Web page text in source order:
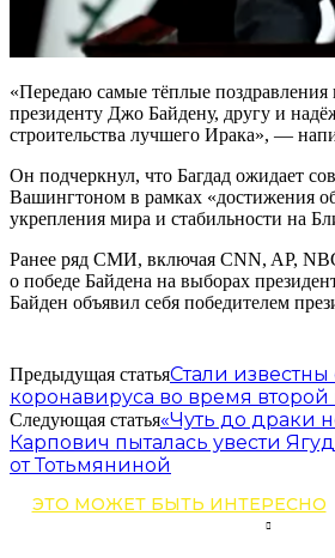
«Передаю самые тёплые поздравления
президенту Джо Байдену, другу и
строительства лучшего Ирака», —
Он подчеркнул, что Багдад ожидает
Вашингтоном в рамках «достижения
укрепления мира и стабильности на
Ранее ряд СМИ, включая CNN, AP,
о победе Байдена на выборах
Байден объявил себя победителем
Предыдущая статьяСтали
коронавируса во время второй
Следующая статья«Чуть до драки
Карпович пыталась увести
от Тотьмяниной
ЭТО МОЖЕТ БЫТЬ ИНТЕРЕСНО